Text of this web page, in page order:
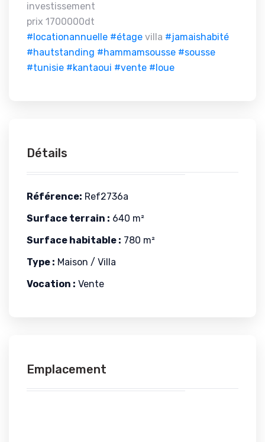
investissement
prix 1700000dt
#locationannuelle #étage villa #jamaishabité
#hautstanding #hammamsousse #sousse
#tunisie #kantaoui #vente #loue
Détails
Référence: Ref2736a
Surface terrain : 640 m²
Surface habitable : 780 m²
Type : Maison / Villa
Vocation : Vente
Emplacement